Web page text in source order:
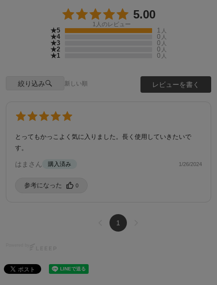
5.00
1 人のレビュー
★5 1 人
★4 0 人
★3 0 人
★2 0 人
★1 0 人
絞り込み 新しい順 レビューを書く
とってもかっこよく気に入りました。長く使用していきたいで
す。
はまさん 購入済み 1/26/2024
参考になった️ 0
1